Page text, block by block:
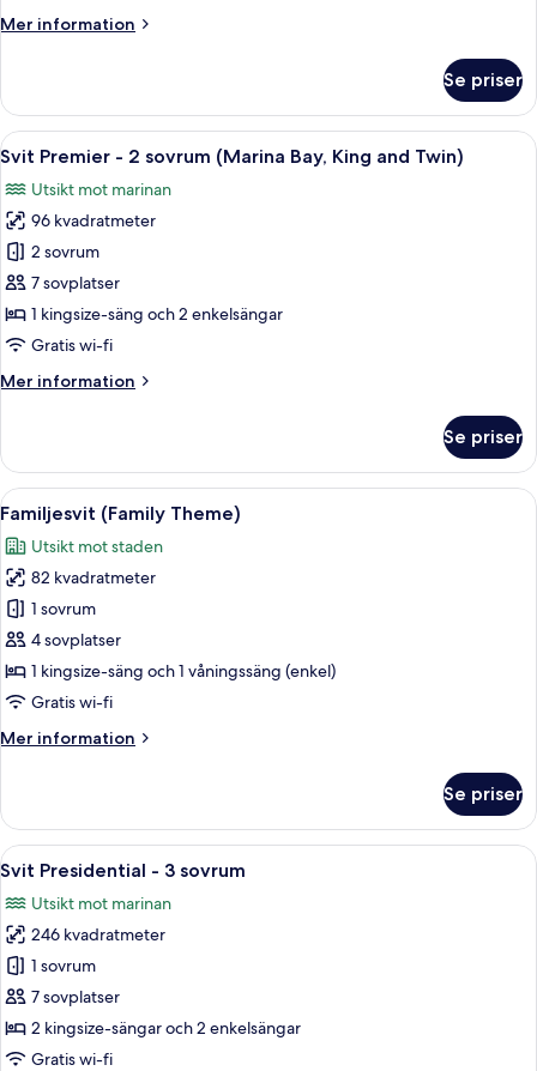
balkong
Mer information
Mer
-
sovrum
balkong
(Residential)
Se priser
Öppna
alla
foton
för
Svit
Premier
-
2
(Marina
and
Twin)
Ett hotellrum med två sängar, ett
7
Svit Premier - 2 sovrum (Marina Bay, King and Twin)
Utsikt mot marinan
96 kvadratmeter
2 sovrum
7 sovplatser
1 kingsize-säng och 2 enkelsängar
Gratis wi-fi
Mer information
Mer
Premier
2
sovrum
(Marina
Bay,
King
and
Twin)
Se priser
Öppna
alla
foton
för
Familjesvit
(Family
Theme)
Ett modernt vardagsrum med en
8
Familjesvit (Family Theme)
Utsikt mot staden
82 kvadratmeter
1 sovrum
4 sovplatser
1 kingsize-säng och 1 våningssäng (enkel)
Gratis wi-fi
Mer information
Mer
(Family
Theme)
Se priser
Öppna
alla
foton
för
Svit
Presidential
-
3
Ett rymligt vardagsrum med en stor
11
Svit Presidential - 3 sovrum
Utsikt mot marinan
246 kvadratmeter
1 sovrum
7 sovplatser
2 kingsize-sängar och 2 enkelsängar
Gratis wi-fi